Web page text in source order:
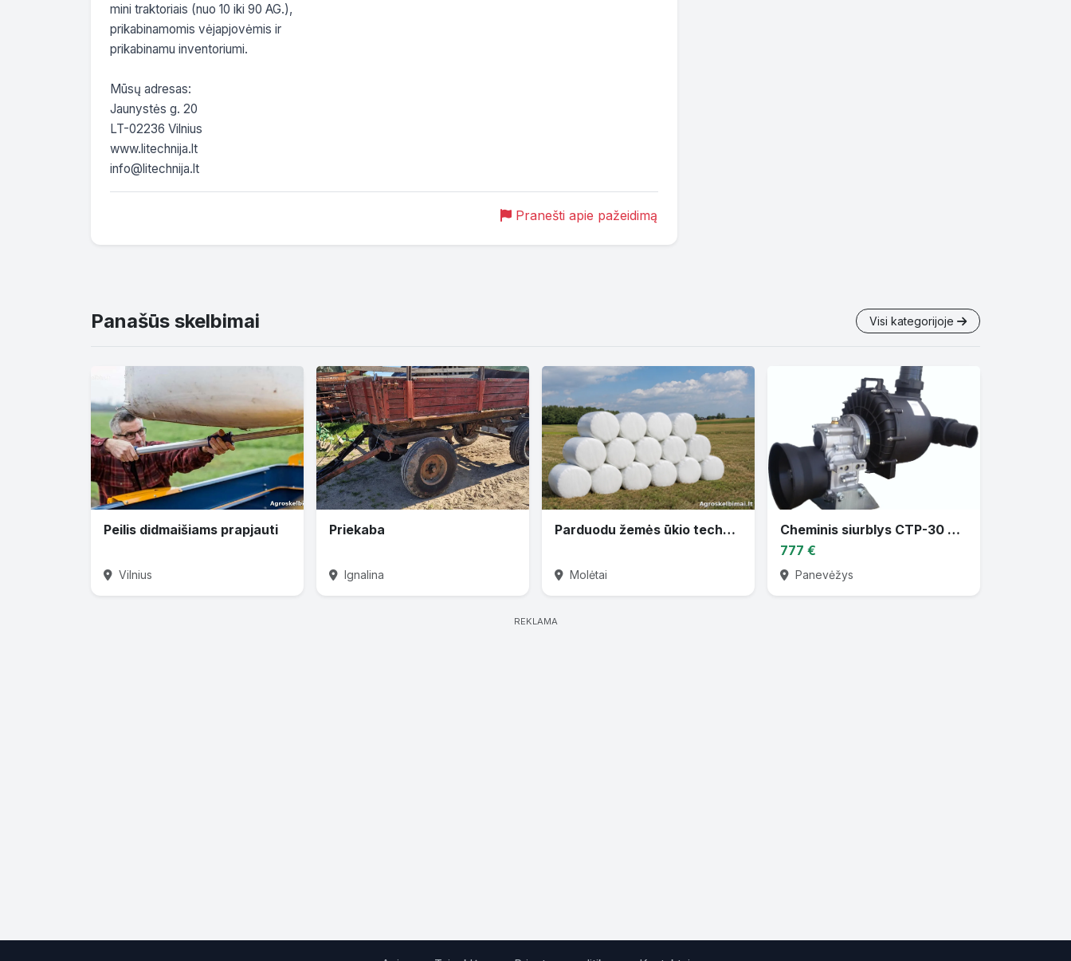
mini traktoriais (nuo 10 iki 90 AG.),
prikabinamomis vėjapjovėmis ir
prikabinamu inventoriumi.
Mūsų adresas:
Jaunystės g. 20
LT-02236 Vilnius
www.litechnija.lt
info@litechnija.lt
Pranešti apie pažeidimą
Panašūs skelbimai Visi kategorijoje
Peilis didmaišiams prapjauti
Vilnius
Priekaba
Ignalina
Parduodu žemės ūkio techniką
Molėtai
Cheminis siurblys CTP-30 varomas traktoriaus darbiniu velenu
777 €
Panevėžys
REKLAMA